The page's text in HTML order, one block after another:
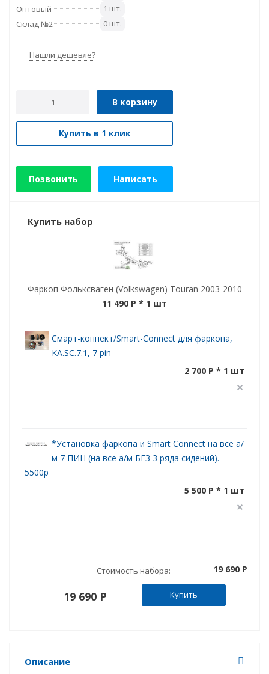
Оптовый
1 шт.
Склад №2
0 шт.
Нашли дешевле?
В корзину
Купить в 1 клик
Позвонить Написать
Купить набор
Фаркоп Фольксваген (Volkswagen) Touran 2003-2010
11 490 P * 1 шт
Смарт-коннект/Smart-Connect для фаркопа,
KA.SC.7.1, 7 pin
2 700 P * 1 шт
*Установка фаркопа и Smart Connect на все а/
м 7 ПИН (на все а/м БЕЗ 3 ряда сидений).
5500р
5 500 P * 1 шт
Стоимость набора: 19 690 P
19 690 P Купить
Описание